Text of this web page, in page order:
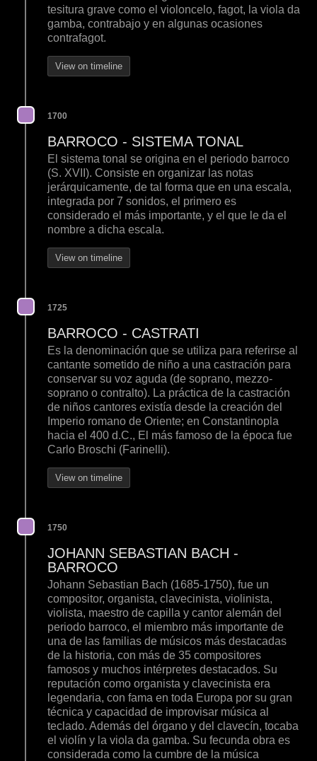
tesitura grave como el violoncelo, fagot, la viola da
gamba, contrabajo y en algunas ocasiones
contrafagot.
View on timeline
1700
BARROCO - SISTEMA TONAL
El sistema tonal se origina en el periodo barroco
(S. XVII). Consiste en organizar las notas
jerárquicamente, de tal forma que en una escala,
integrada por 7 sonidos, el primero es
considerado el más importante, y el que le da el
nombre a dicha escala.
View on timeline
1725
BARROCO - CASTRATI
Es la denominación que se utiliza para referirse al
cantante sometido de niño a una castración para
conservar su voz aguda (de soprano, mezzo-
soprano o contralto). La práctica de la castración
de niños cantores existía desde la creación del
Imperio romano de Oriente; en Constantinopla
hacia el 400 d.C., El más famoso de la época fue
Carlo Broschi (Farinelli).
View on timeline
1750
JOHANN SEBASTIAN BACH -
BARROCO
Johann Sebastian Bach (1685-1750), fue un
compositor, organista, clavecinista, violinista,
violista, maestro de capilla y cantor alemán del
periodo barroco, el miembro más importante de
una de las familias de músicos más destacadas
de la historia, con más de 35 compositores
famosos y muchos intérpretes destacados. Su
reputación como organista y clavecinista era
legendaria, con fama en toda Europa por su gran
técnica y capacidad de improvisar música al
teclado. Además del órgano y del clavecín, tocaba
el violín y la viola da gamba. Su fecunda obra es
considerada como la cumbre de la música